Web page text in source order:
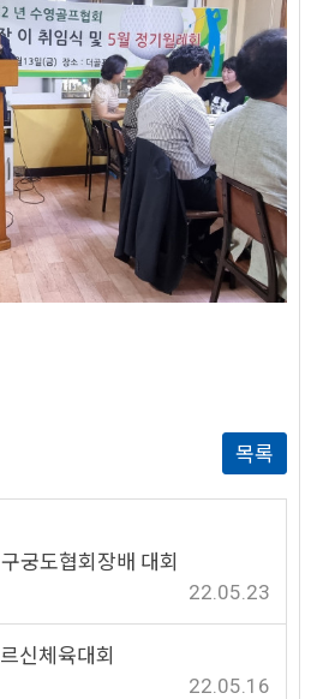
목록
궁도협회장배 대회
22.05.23
신체육대회
22.05.16